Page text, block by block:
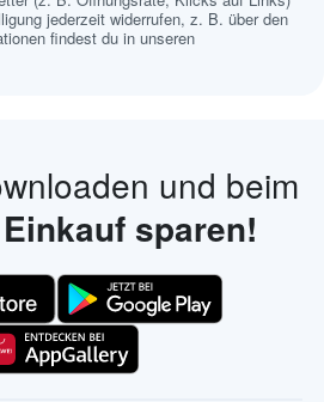
jederzeit widerrufen, z. B. über den
findest du in unseren
und beim
Einkauf sparen!